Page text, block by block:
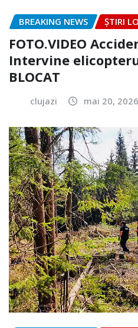
BREAKING NEWS ȘTIRI
FOTO.VIDEO
Intervine
BLOCAT
clujazi mai 20, 2026